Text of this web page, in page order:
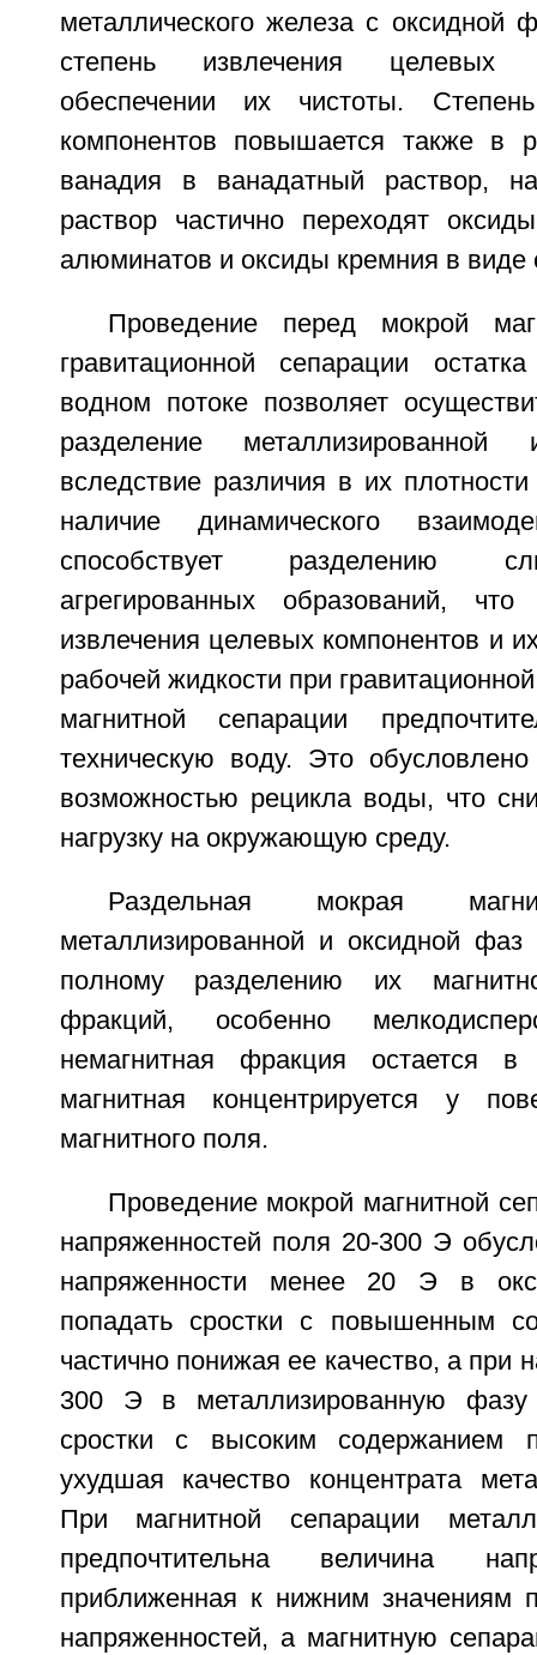
металлического железа с оксидной
степень извлечения целевых
обеспечении их чистоты.
компонентов повышается также в
ванадия в ванадатный раствор,
раствор частично переходят
алюминатов и оксиды кремния в виде
Проведение перед мокрой
гравитационной сепарации
водном потоке позволяет
разделение
вследствие различия в их
наличие динамического
способствует разделению
агрегированных образований,
извлечения целевых компонентов и
рабочей жидкости при
магнитной сепарации
техническую воду. Это
возможностью рецикла воды, что
нагрузку на окружающую среду.
Раздельная мокрая
металлизированной и оксидной фаз
полному разделению их
фракций, особенно
немагнитная фракция остается
магнитная концентрируется у
магнитного поля.
Проведение мокрой магнитной
напряженностей поля 20-300 Э
напряженности менее 20 Э в
попадать сростки с повышенным
частично понижая ее качество, а при
300 Э в металлизированную фазу
сростки с высоким содержанием
ухудшая качество концентрата
При магнитной сепарации
предпочтительна величина
приближенная к нижним значениям
напряженностей, а магнитную